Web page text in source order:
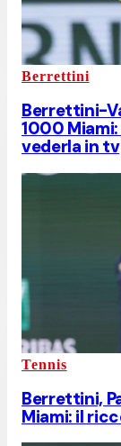
Berrettini
Berrettini-
1000
vederla in tv
Tennis
Berrettini,
Miami: il